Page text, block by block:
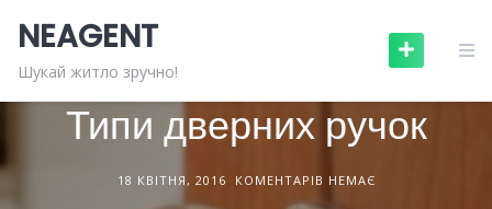
content
NEAGENT
Шукай житло зручно!БУДІВЕЛЬНІ МАТЕРІАЛИ
Типи дверних ручок
18 КВІТНЯ, 2016 КОМЕНТАРІВ НЕМАЄ